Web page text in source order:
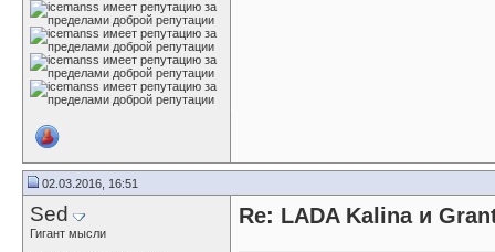
02.03.2016, 16:51
Sed
Гигант мысли
Re: LADA Kalina и